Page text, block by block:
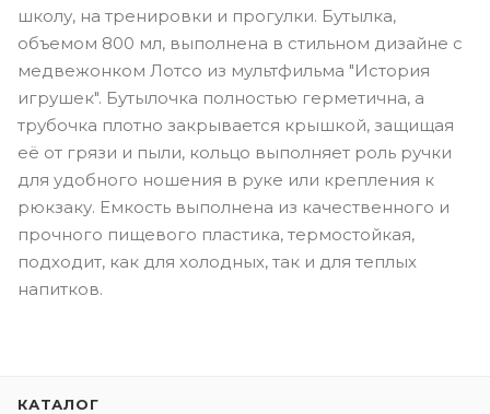
школу, на тренировки и прогулки. Бутылка,
объемом 800 мл, выполнена в стильном дизайне с
медвежонком Лотсо из мультфильма "История
игрушек". Бутылочка полностью герметична, а
трубочка плотно закрывается крышкой, защищая
её от грязи и пыли, кольцо выполняет роль ручки
для удобного ношения в руке или крепления к
рюкзаку. Емкость выполнена из качественного и
прочного пищевого пластика, термостойкая,
подходит, как для холодных, так и для теплых
напитков.
КАТАЛОГ